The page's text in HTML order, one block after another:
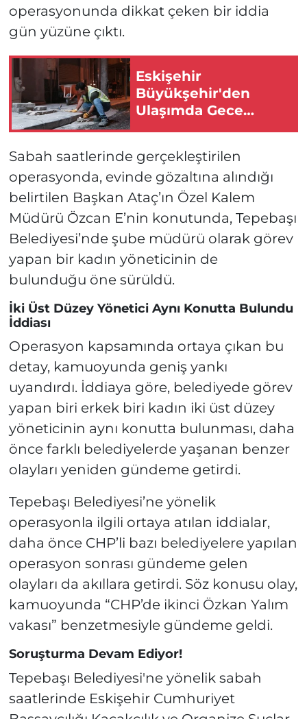
operasyonunda dikkat çeken bir iddia
gün yüzüne çıktı.
Eskişehir
Büyükşehir'den
Ulaşımda Gece
Sabah saatlerinde gerçekleştirilen
operasyonda, evinde gözaltına alındığı
belirtilen Başkan Ataç’ın Özel Kalem
Müdürü Özcan E’nin konutunda, Tepebaşı
Belediyesi’nde şube müdürü olarak görev
yapan bir kadın yöneticinin de
bulunduğu öne sürüldü.
İki Üst Düzey Yönetici Aynı Konutta Bulundu
İddiası
Operasyon kapsamında ortaya çıkan bu
detay, kamuoyunda geniş yankı
uyandırdı. İddiaya göre, belediyede görev
yapan biri erkek biri kadın iki üst düzey
yöneticinin aynı konutta bulunması, daha
önce farklı belediyelerde yaşanan benzer
olayları yeniden gündeme getirdi.
Tepebaşı Belediyesi’ne yönelik
operasyonla ilgili ortaya atılan iddialar,
daha önce CHP’li bazı belediyelere yapılan
operasyon sonrası gündeme gelen
olayları da akıllara getirdi. Söz konusu olay,
kamuoyunda “CHP’de ikinci Özkan Yalım
vakası” benzetmesiyle gündeme geldi.
Soruşturma Devam Ediyor!
Tepebaşı Belediyesi'ne yönelik sabah
saatlerinde Eskişehir Cumhuriyet